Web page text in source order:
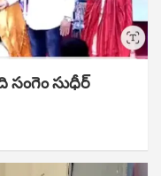
సుధీర్